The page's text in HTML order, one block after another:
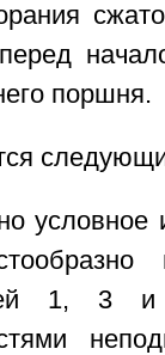
поршня.
условное
1,